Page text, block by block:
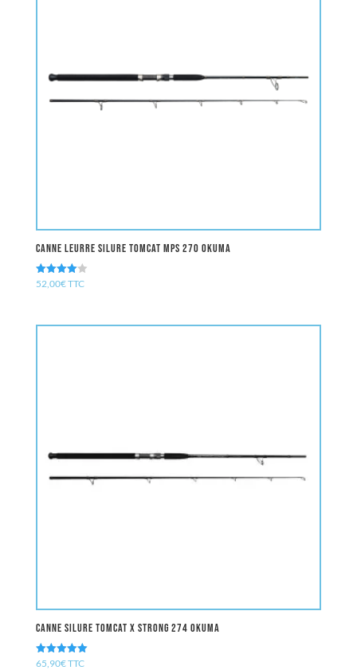
Canne leurre Silure TOMCAT MPS 270 OKUMA
Note
4.00
52,00€TTC
Canne Silure TOMCAT X STRONG 274 oKuma
Note
65,90€TTC